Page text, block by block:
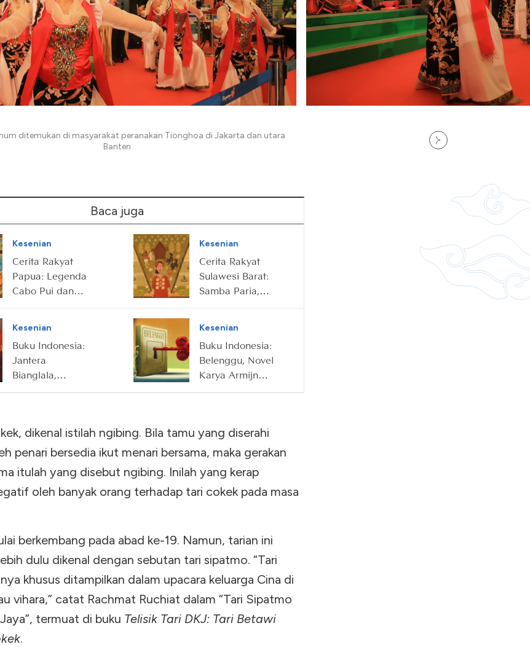
ditemukan di masyarakat peranakan Tionghoa di Jakarta dan utara
Banten
Baca juga
Kesenian
Cerita Rakyat
Papua: Legenda
Cabo Pui dan
Kesenian
Cerita Rakyat
Sulawesi Barat:
Samba Paria,
Penakluk Raja
Kesenian
Buku Indonesia:
Jantera
Bianglala,
Karya Ahmad
Tohari
Kesenian
Buku Indonesia:
Belenggu, Novel
Karya Armijn
dikenal istilah ngibing. Bila tamu yang diserahi
penari bersedia ikut menari bersama, maka gerakan
itulah yang disebut ngibing. Inilah yang kerap
oleh banyak orang terhadap tari cokek pada masa
berkembang pada abad ke-19. Namun, tarian ini
dulu dikenal dengan sebutan tari sipatmo. “Tari
khusus ditampilkan dalam upacara keluarga Cina di
vihara,” catat Rachmat Ruchiat dalam “Tari Sipatmo
termuat di buku Telisik Tari DKJ: Tari Betawi
.